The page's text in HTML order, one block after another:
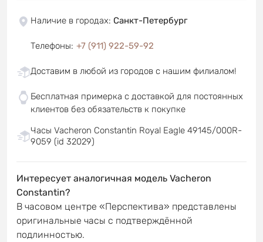
Наличие в городах: Санкт-Петербург
Телефоны: +7 (911) 922-59-92
Доставим в любой из городов с нашим филиалом!
Бесплатная примерка с доставкой для постоянных
клиентов без обязательств к покупке
Часы Vacheron Constantin Royal Eagle 49145/000R-
9059 (id 32029)
Интересует аналогичная модель Vacheron
Constantin?
В часовом центре «Перспектива» представлены
оригинальные часы с подтверждённой
подлинностью.